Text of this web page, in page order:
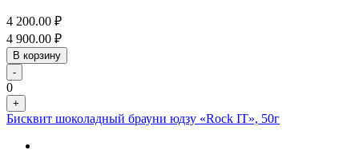
4 200.00 ₽
4 900.00 ₽
В корзину
-
0
+
Бисквит шоколадный брауни юдзу «Rock IT», 50г